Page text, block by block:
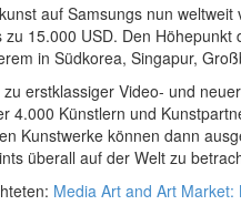
auf Samsungs nun
15.000 USD. Den Höhepunkt
in Südkorea, Singapur,
erstklassiger Video- und
4.000 Künstlern und
Kunstwerke können dann
überall auf der Welt zu
Media Art and Art